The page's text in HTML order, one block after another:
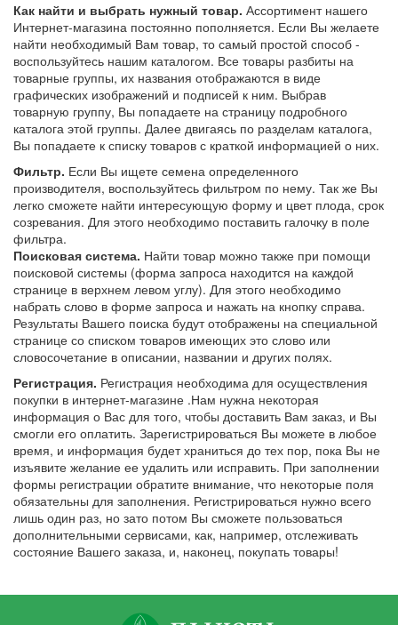
Как найти и выбрать нужный товар. Ассортимент нашего
Интернет-магазина постоянно пополняется. Если Вы желаете
найти необходимый Вам товар, то самый простой способ -
воспользуйтесь нашим каталогом. Все товары разбиты на
товарные группы, их названия отображаются в виде
графических изображений и подписей к ним. Выбрав
товарную группу, Вы попадаете на страницу подробного
каталога этой группы. Далее двигаясь по разделам каталога,
Вы попадаете к списку товаров с краткой информацией о них.
Фильтр. Если Вы ищете семена определенного
производителя, воспользуйтесь фильтром по нему. Так же Вы
легко сможете найти интересующую форму и цвет плода, срок
созревания. Для этого необходимо поставить галочку в поле
фильтра.
Поисковая система. Найти товар можно также при помощи
поисковой системы (форма запроса находится на каждой
странице в верхнем левом углу). Для этого необходимо
набрать слово в форме запроса и нажать на кнопку справа.
Результаты Вашего поиска будут отображены на специальной
странице со списком товаров имеющих это слово или
словосочетание в описании, названии и других полях.
Регистрация. Регистрация необходима для осуществления
покупки в интернет-магазине .Нам нужна некоторая
информация о Вас для того, чтобы доставить Вам заказ, и Вы
смогли его оплатить. Зарегистрироваться Вы можете в любое
время, и информация будет храниться до тех пор, пока Вы не
изъявите желание ее удалить или исправить. При заполнении
формы регистрации обратите внимание, что некоторые поля
обязательны для заполнения. Регистрироваться нужно всего
лишь один раз, но зато потом Вы сможете пользоваться
дополнительными сервисами, как, например, отслеживать
состояние Вашего заказа, и, наконец, покупать товары!